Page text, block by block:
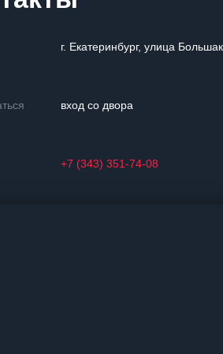
г. Екатеринбург, улица
вход со двора
+7 (343) 351-74-08